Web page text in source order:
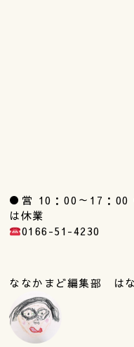
●営 10：00～17：00
は休業
0166-51-4230
ななかまど編集部 は